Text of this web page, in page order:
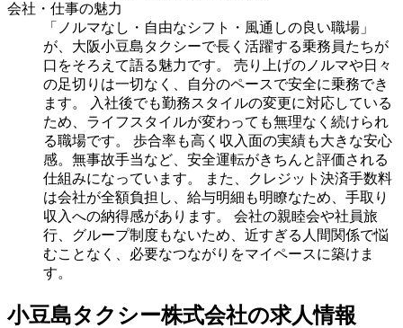
会社・仕事の魅力
「ノルマなし・自由なシフト・風通しの良い職場」
が、大阪小豆島タクシーで長く活躍する乗務員たちが
口をそろえて語る魅力です。 売り上げのノルマや日々
の足切りは一切なく、自分のペースで安全に乗務でき
ます。 入社後でも勤務スタイルの変更に対応している
ため、ライフスタイルが変わっても無理なく続けられ
る職場です。 歩合率も高く収入面の実績も大きな安心
感。無事故手当など、安全運転がきちんと評価される
仕組みになっています。 また、クレジット決済手数料
は会社が全額負担し、給与明細も明瞭なため、手取り
収入への納得感があります。 会社の親睦会や社員旅
行、グループ制度もないため、近すぎる人間関係で悩
むことなく、必要なつながりをマイペースに築けま
す。
小豆島タクシー株式会社の求人情報